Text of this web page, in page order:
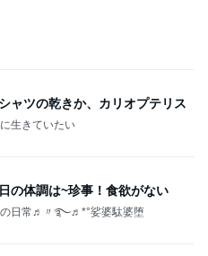
ャツの乾きか、カリオプテリス
生きていたい
の体調は~珍事！食欲がない
の日常♬〃࿐♬*°娑婆駄婆堕